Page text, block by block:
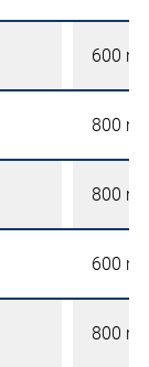
600
800
800
600
800